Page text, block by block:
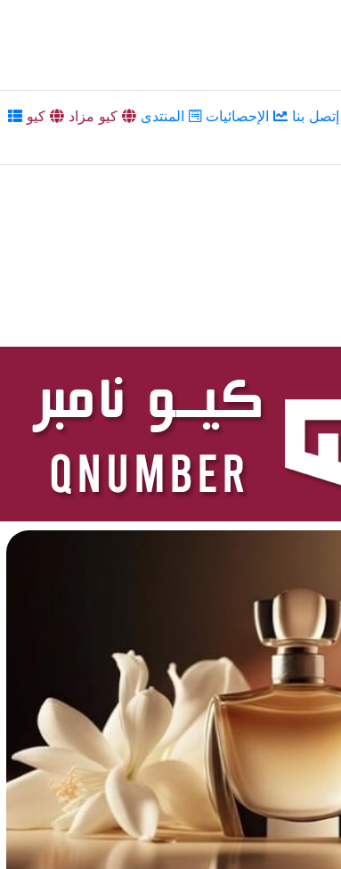
إتصل بنا الإحصائيات المنتدى كيو مزاد
كيو